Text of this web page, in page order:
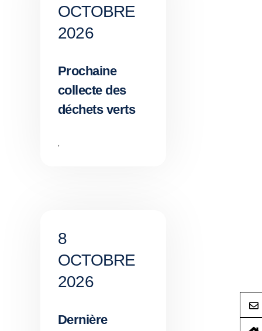
OCTOBRE
2026
Prochaine
collecte des
déchets verts
,
8
OCTOBRE
2026
Dernière